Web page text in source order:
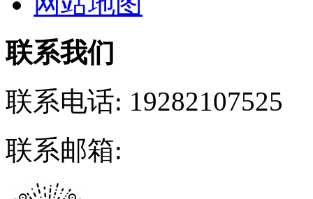
联系我们
联系电话: 19282107525
联系邮箱: